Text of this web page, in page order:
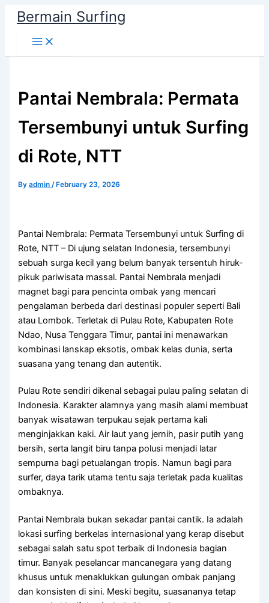
Skip
content
Bermain Surfing
Pantai Nembrala: Permata
Tersembunyi untuk Surfing
di Rote, NTT
Byadmin/ February 23, 2026
Pantai Nembrala: Permata Tersembunyi untuk Surfing di
Rote, NTT – Di ujung selatan Indonesia, tersembunyi
sebuah surga kecil yang belum banyak tersentuh hiruk-
pikuk pariwisata massal. Pantai Nembrala menjadi
magnet bagi para pencinta ombak yang mencari
pengalaman berbeda dari destinasi populer seperti Bali
atau Lombok. Terletak di Pulau Rote, Kabupaten Rote
Ndao, Nusa Tenggara Timur, pantai ini menawarkan
kombinasi lanskap eksotis, ombak kelas dunia, serta
suasana yang tenang dan autentik.
Pulau Rote sendiri dikenal sebagai pulau paling selatan di
Indonesia. Karakter alamnya yang masih alami membuat
banyak wisatawan terpukau sejak pertama kali
menginjakkan kaki. Air laut yang jernih, pasir putih yang
bersih, serta langit biru tanpa polusi menjadi latar
sempurna bagi petualangan tropis. Namun bagi para
surfer, daya tarik utama tentu saja terletak pada kualitas
ombaknya.
Pantai Nembrala bukan sekadar pantai cantik. Ia adalah
lokasi surfing berkelas internasional yang kerap disebut
sebagai salah satu spot terbaik di Indonesia bagian
timur. Banyak peselancar mancanegara yang datang
khusus untuk menaklukkan gulungan ombak panjang
dan konsisten di sini. Meski begitu, suasananya tetap